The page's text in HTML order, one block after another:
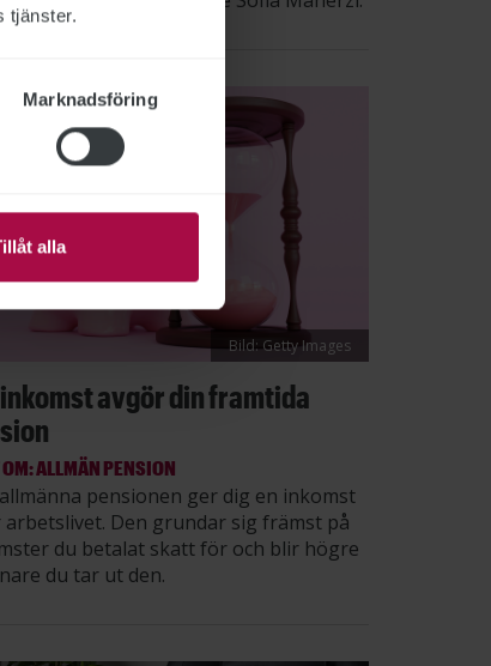
tjänster.
Marknadsföring
alla
Bild: Getty Images
avgör din framtida
OM: ALLMÄN PENSION
pensionen ger dig en inkomst
Den grundar sig främst på
du betalat skatt för och blir högre
du tar ut den.